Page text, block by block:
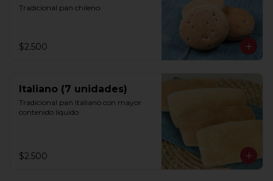
Tradicional pan chileno
$2.500
Italiano (7 unidades)
Tradicional pan italiano con mayor
contenido líquido
$2.500